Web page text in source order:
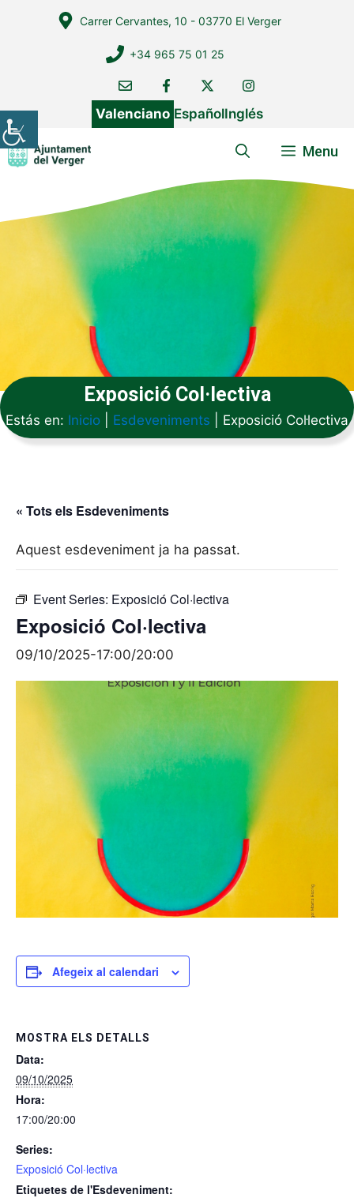
Carrer Cervantes, 10 - 03770 El Verger
+34 965 75 01 25
Valenciano EspañolInglés
Menu
Exposició Col·lectiva
Estás en: Inicio Esdeveniments Exposició Col·lectiva
« Tots els Esdeveniments
Aquest esdeveniment ja ha passat.
Event Series: Exposició Col·lectiva
Exposició Col·lectiva
09/10/2025-17:00/20:00
Afegeix al calendari
MOSTRA ELS DETALLS
Data:
09/10/2025
Hora:
17:00/20:00
Series:
Exposició Col·lectiva
Etiquetes de l'Esdeveniment: